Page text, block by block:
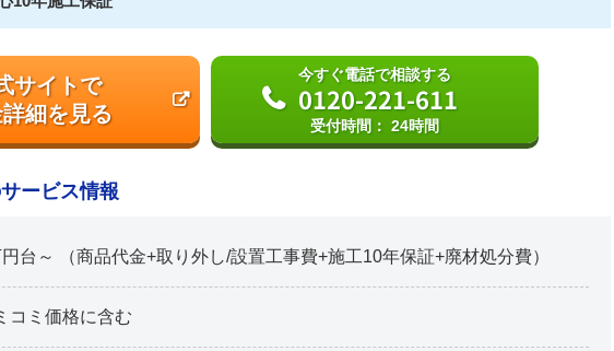
サイトで
細を見る
今すぐ電話で相談する
0120-221-611
受付時間： 24時間
ービス情報
台～ （商品代金+取り外し/設置工事費+施工10年保証+廃材処分費）
コミ価格に含む